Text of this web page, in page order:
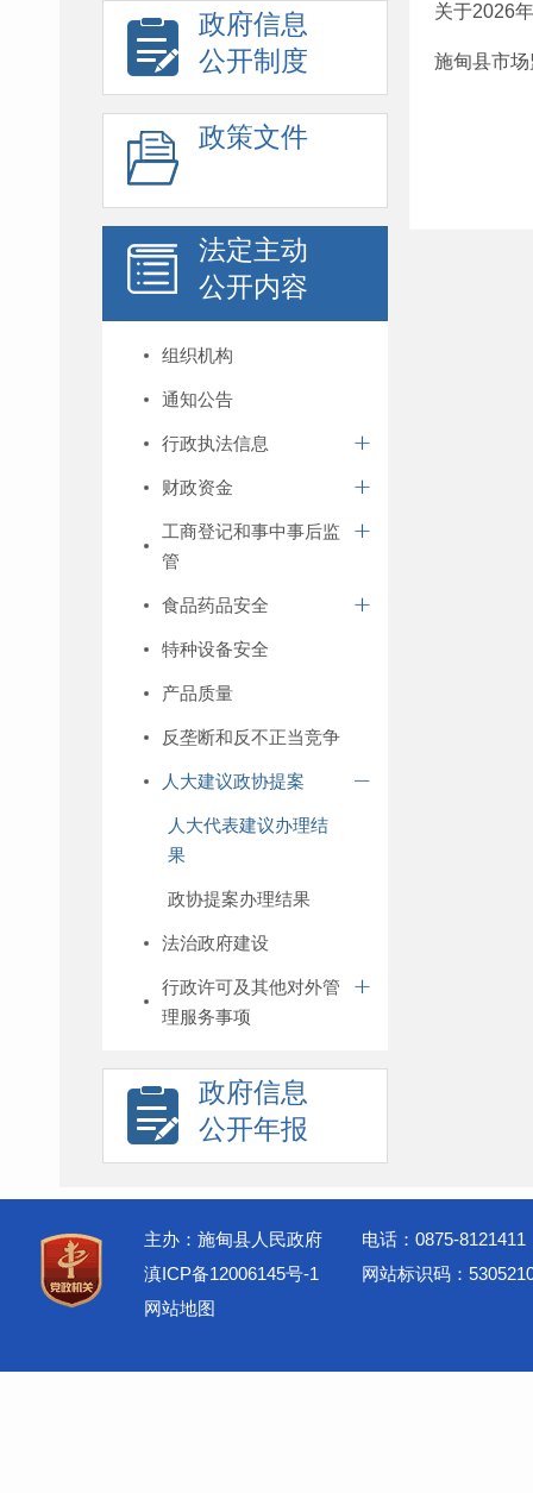
政府信息
公开制度
政策文件
法定主动
公开内容
组织机构
通知公告
行政执法信息
财政资金
工商登记和事中事后监
管
食品药品安全
特种设备安全
产品质量
反垄断和反不正当竞争
人大建议政协提案
人大代表建议办理结
果
政协提案办理结果
法治政府建设
行政许可及其他对外管
理服务事项
政府信息
公开年报
关于2026
施甸县市
主办：施甸县人民政府
电话：0875-8121411
滇ICP备12006145号-1
网站标识码：
网站地图